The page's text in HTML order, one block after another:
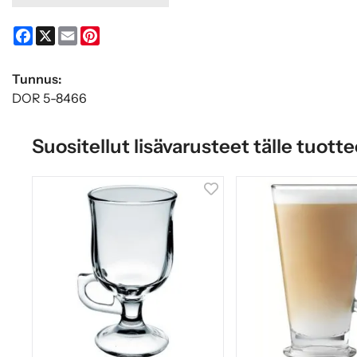
Facebook
X Email
Tunnus:
DOR 5-8466
Suositellut lisävarusteet tälle